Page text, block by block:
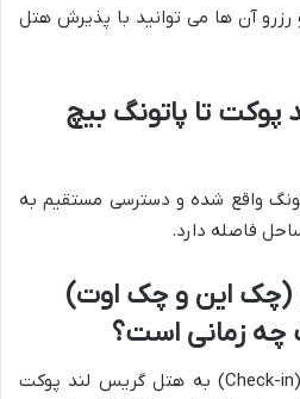
آن ها می توانید با پذیرش هتل
تا پاتونگ بیچ
واقع شده و دسترسی مستقیم به
فاصله دارد.
(چک این و چک اوت)
چه زمانی است؟
به طور معمول ساعت ورود (Check-in) به هتل گریس لند پوکت